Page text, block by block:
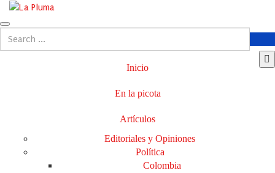
Inicio
En la picota
Artículos
Editoriales y Opiniones
Política
Colombia